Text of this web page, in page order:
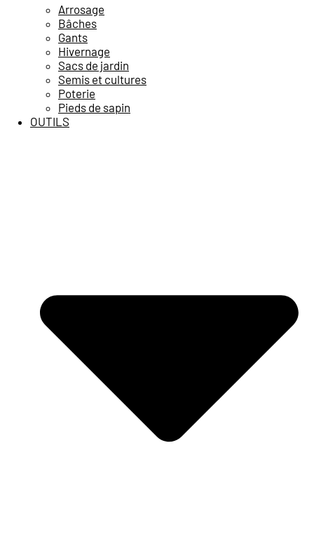
Arrosage
Bâches
Gants
Hivernage
Sacs de jardin
Semis et cultures
Poterie
Pieds de sapin
OUTILS